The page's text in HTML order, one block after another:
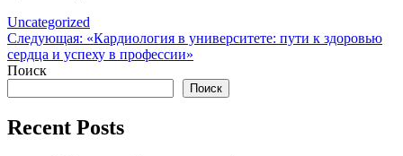
Uncategorized
Навигация
по
Следующая: «Кардиология в университете: пути к здоровью
сердца и успеху в профессии»
Поиск
Поиск
Recent Posts